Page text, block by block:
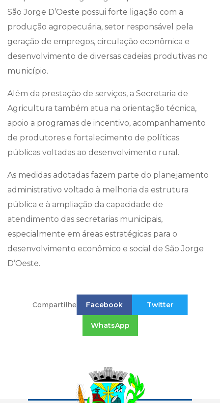
São Jorge D’Oeste possui forte ligação com a
produção agropecuária, setor responsável pela
geração de empregos, circulação econômica e
desenvolvimento de diversas cadeias produtivas no
município.
Além da prestação de serviços, a Secretaria de
Agricultura também atua na orientação técnica,
apoio a programas de incentivo, acompanhamento
de produtores e fortalecimento de políticas
públicas voltadas ao desenvolvimento rural.
As medidas adotadas fazem parte do planejamento
administrativo voltado à melhoria da estrutura
pública e à ampliação da capacidade de
atendimento das secretarias municipais,
especialmente em áreas estratégicas para o
desenvolvimento econômico e social de São Jorge
D’Oeste.
Compartilhe Facebook Twitter
WhatsApp